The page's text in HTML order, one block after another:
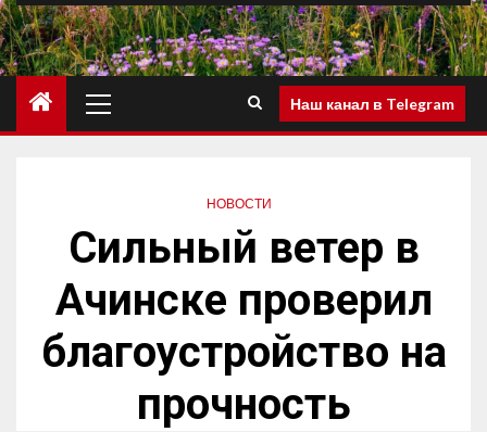
Наш канал в Telegram
НОВОСТИ
Сильный ветер в
Ачинске проверил
благоустройство на
прочность